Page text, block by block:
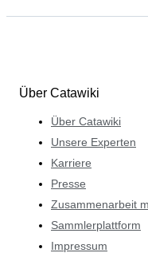
Über Catawiki
Über Catawiki
Unsere Experten
Karriere
Presse
Zusammenarbeit
Sammlerplattform
Impressum